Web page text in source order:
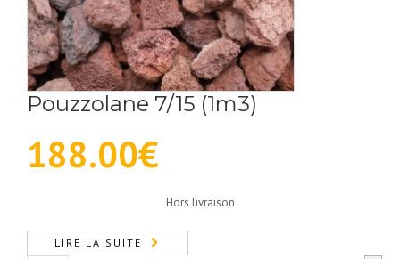
Pouzzolane 7/15 (1m3)
188.00€
Hors livraison
LIRE LA SUITE